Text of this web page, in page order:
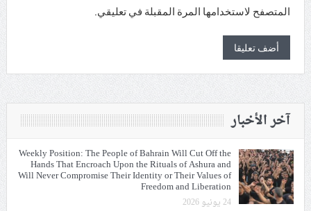
المتصفح لاستخدامها المرة المقبلة في تعليقي.
آخر الأخبار
Weekly Position: The People of Bahrain Will Cut Off the
Hands That Encroach Upon the Rituals of Ashura and
Will Never Compromise Their Identity or Their Values of
Freedom and Liberation
24 يونيو 2026